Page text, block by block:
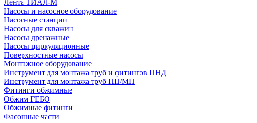
Лента ТИАЛ-М
Насосы и насосное оборудование
Насосные станции
Насосы для скважин
Насосы дренажные
Насосы циркуляционные
Поверхностные насосы
Монтажное оборудование
Инструмент для монтажа труб и фитингов ПНД
Инструмент для монтажа труб ПП/МП
Фитинги обжимные
Обжим ГЕБО
Обжимные фитинги
Фасонные части